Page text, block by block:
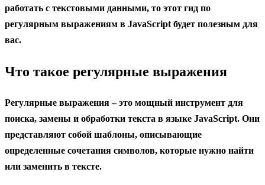
работать с текстовыми данными, то этот гид по
регулярным выражениям в JavaScript будет полезным для
вас.
Что такое регулярные выражения
Регулярные выражения– это мощный инструмент для
поиска, замены и обработки текста в языке JavaScript. Они
представляют собой шаблоны, описывающие
определенные сочетания символов, которые нужно найти
или заменить в тексте.